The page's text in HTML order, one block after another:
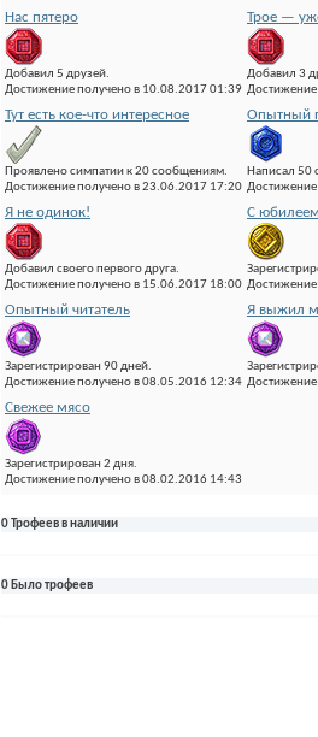
Нас пятеро
Добавил 5 друзей.
Достижение получено в 10.08.2017 01:39
Трое —
Добавил 3
Тут есть кое-что интересное
Проявлено симпатии к 20 сообщениям.
Достижение получено в 23.06.2017 17:20
Опытный
Написал 50
Я не одинок!
Добавил своего первого друга.
Достижение получено в 15.06.2017 18:00
С
Опытный читатель
Зарегистрирован 90 дней.
Достижение получено в 08.05.2016 12:34
Я выжил
Свежее мясо
Зарегистрирован 2 дня.
Достижение получено в 08.02.2016 14:43
0 Трофеев в наличии
0 Было трофеев